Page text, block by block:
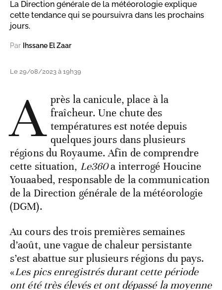
La Direction générale de la météorologie explique
cette tendance qui se poursuivra dans les prochains
jours.
Par Ihssane El Zaar
Le 29/08/2023 à 19h39
A près la canicule, place à la
fraîcheur. Une chute des
températures est notée depuis
quelques jours dans plusieurs
régions du Royaume. Afin de comprendre
cette situation, Le360a interrogé Houcine
Youaabed, responsable de la communication
de la Direction générale de la météorologie
(DGM).
Au cours des trois premières semaines
d’août, une vague de chaleur persistante
s’est abattue sur plusieurs régions du pays.
«Les pics enregistrés durant cette période
ont été très élevés et ont dépassé la moyenne